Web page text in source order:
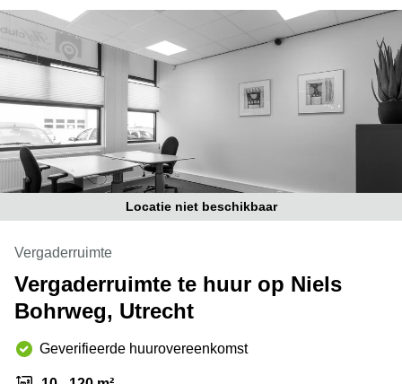
Tiel
Tilburg
Zwolle
Amsterdam
Westpoort
Westpoort
Business
center
Hilversum
Business
center
Den
Haag
Coworking
space
Coworking
Arnhem
Kantoorruimte
in Arnhem
space
Locatie niet beschikbaar
Vergaderruimte
Vergaderruimte te huur op Niels
Bohrweg, Utrecht
Geverifieerde huurovereenkomst